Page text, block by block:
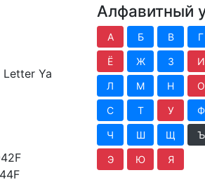
Ya
Алфавитный
А Б В Г
Ё Ж З И
Л М Н О
С Т У Ф
Ч Ш Щ Ъ
Э Ю Я